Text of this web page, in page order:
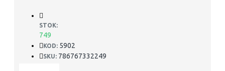
STOK:
749
KOD: 5902
SKU: 786767332249